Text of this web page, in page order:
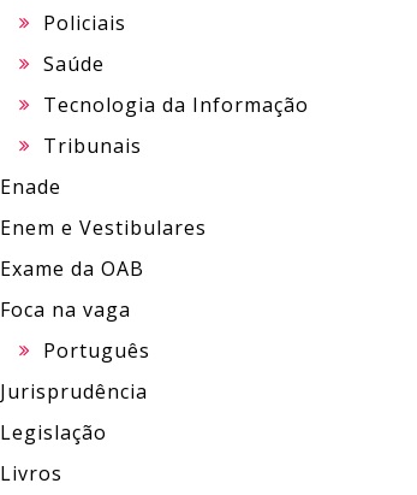
Policiais
Saúde
Tecnologia da Informação
Tribunais
Enade
Enem e Vestibulares
Exame da OAB
Foca na vaga
Português
Jurisprudência
Legislação
Livros